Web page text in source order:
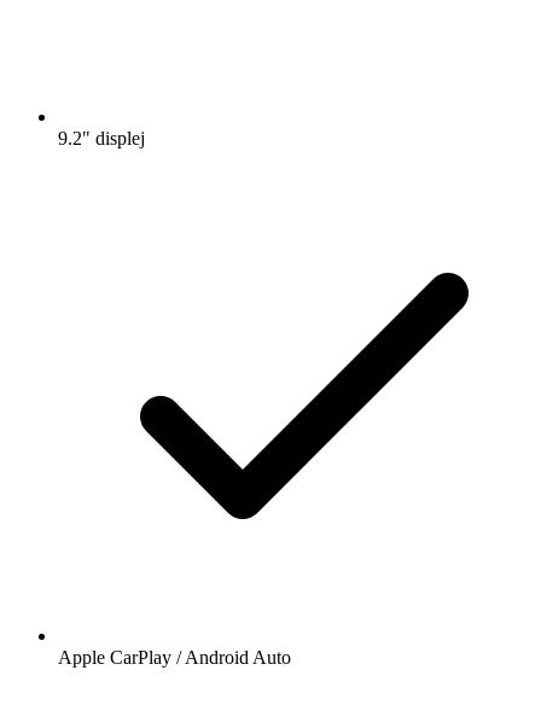
9.2" displej
Apple CarPlay / Android Auto